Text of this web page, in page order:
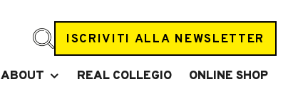
ISCRIVITI ALLA NEWSLETTER
ABOUT REAL COLLEGIO ONLINE SHOP